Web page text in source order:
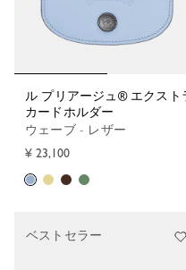
ル プリアージュ® エクストラ
カードホルダー
ウェーブ - レザー
¥ 23,100
ベストセラー